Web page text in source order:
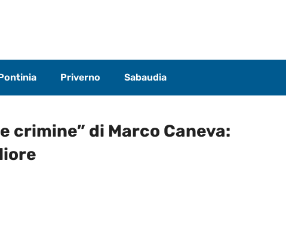
Priverno Sabaudia
crimine” di Marco Caneva: